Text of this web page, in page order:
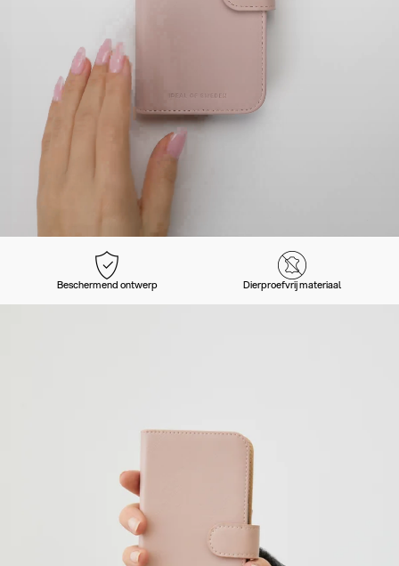
Beschermend ontwerp Dierproefvrij materiaal